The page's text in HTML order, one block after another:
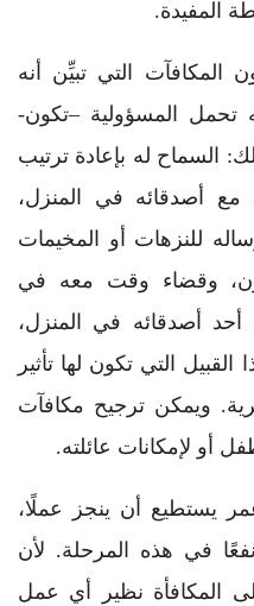
المفيدة.
المكافآت التي تبيِّن أنه
تحمل المسؤولية –تكون-
السماح له بإعادة ترتيب
مع أصدقائه في المنزل،
للنزهات أو المخيمات
وقضاء وقت معه في
أحد أصدقائه في المنزل،
التي تكون لها تأثير
ويمكن ترجيح مكافآت
أو لإمكانات عائلته.
يستطيع أن ينجز عملًا،
في هذه المرحلة. لأن
المكافأة نظير أي عمل